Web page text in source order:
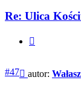
Wałasz
Re: Ulica
#47 Post
autor: Wałasz